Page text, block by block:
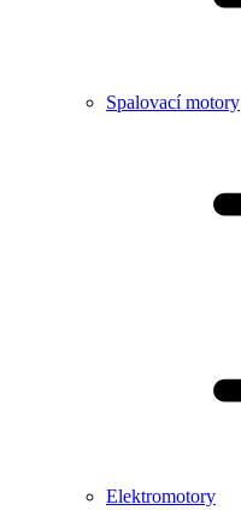
Spalovací motory
Elektromotory